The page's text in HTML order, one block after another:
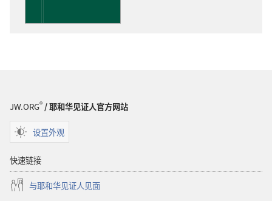
JW.ORG®/ 耶和华见证人官方网站
设置外观
快速链接
与耶和华见证人见面